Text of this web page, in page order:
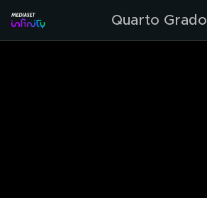
Quarto Grado